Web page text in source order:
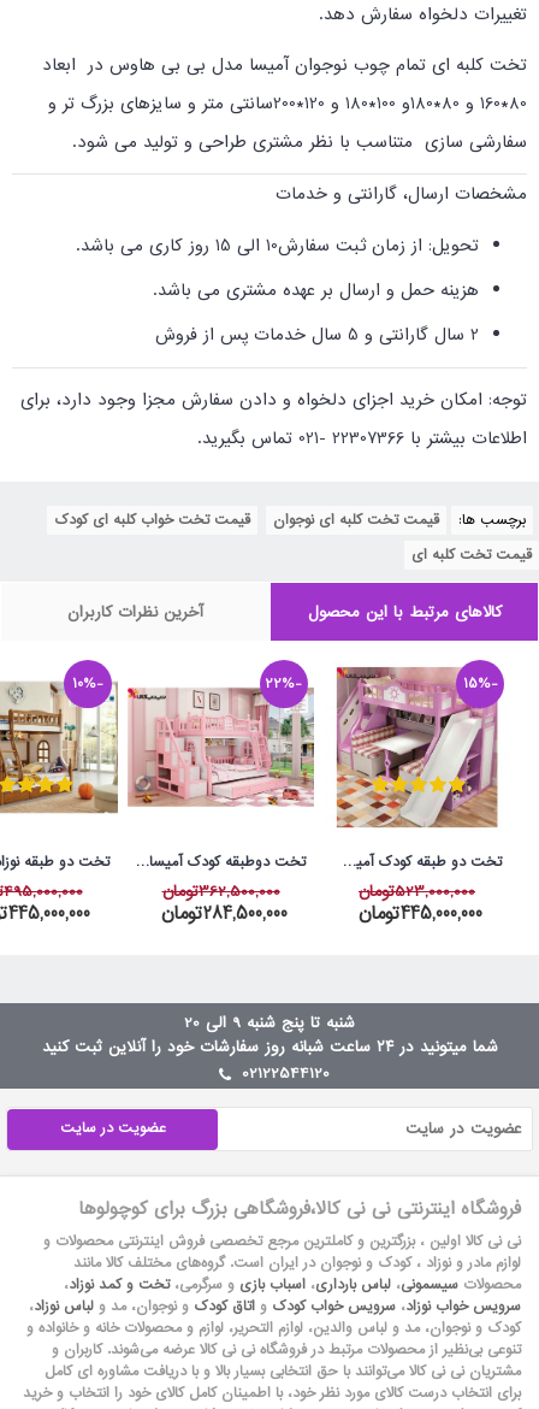
تغییرات دلخواه سفارش دهد.
تخت کلبه ای تمام چوب نوجوان آمیسا مدل بی بی هاوس در ابعاد
80*160 و 80*180و 100*180 و 120*200سانتی متر و سایزهای بزرگ تر و
سفارشی سازی متناسب با نظر مشتری طراحی و تولید می شود.
مشخصات ارسال، گارانتی و خدمات
تحویل: از زمان ثبت سفارش10 الی 15 روز کاری می باشد.
هزینه حمل و ارسال بر عهده مشتری می باشد.
2 سال گارانتی و 5 سال خدمات پس از فروش
توجه: امکان خرید اجزای دلخواه و دادن سفارش مجزا وجود دارد، برای
اطلاعات بیشتر با 22307366 -021 تماس بگیرید.
برچسب ها: قیمت تخت کلبه ای نوجوان قیمت تخت خواب کلبه ای کودک
قیمت تخت کلبه ای
کالاهای مرتبط با این محصول آخرین نظرات کاربران
-15%
تخت دو طبقه کودک آمیسا مدل پرنیان
523,000,000تومان
445,000,000تومان
-22%
تخت دوطبقه کودک آمیسا مدل ملورین
362,500,000تومان
284,500,000تومان
-10%
495,000,000تومان
445,000,000تومان
شنبه تا پنج شنبه 9 الی 20
شما میتونید در ۲۴ ساعت شبانه روز سفارشات خود را آنلاین ثبت کنید
02122544120
عضویت در سایت
فروشگاه اینترنتی نی نی کالا،فروشگاهی بزرگ برای کوچولوها
نی نی کالا اولین ، بزرگترین و کاملترین مرجع تخصصی فروش اینترنتی محصولات و
لوازم مادر و نوزاد ، کودک و نوجوان در ایران است. گروه‏‏‌های مختلف کالا مانند
محصولات سیسمونی، لباس بارداری، اسباب بازی و سرگرمی،تخت و کمد نوزاد،
سرویس خواب نوزاد، سرویس خواب کودک و اتاق کودک و نوجوان، مد و لباس نوزاد،
کودک و نوجوان، مد و لباس والدین، لوازم التحریر، لوازم و محصولات خانه و خانواده و
تنوعی بی‌نظیر از محصولات مرتبط در فروشگاه نی نی کالا عرضه می‏‏‏‌شوند. کاربران و
مشتریان نی نی‌ کالا می‏‏‌توانند با حق انتخابی بسیار بالا و با دریافت مشاوره ای کامل
برای انتخاب درست کالای مورد نظر خود، با اطمینان کامل کالای خود را انتخاب و خرید